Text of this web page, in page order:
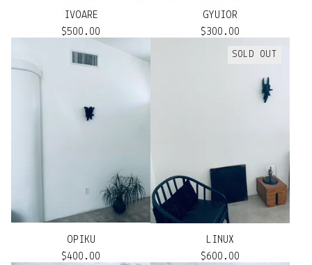
IVOARE
$500.00
GYUIOR
$300.00
OPIKU
$400.00
SOLD OUT
LINUX
$600.00